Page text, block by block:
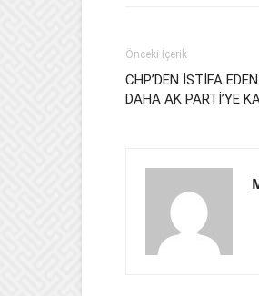
Önceki İçerik
CHP’DEN İSTİFA
DAHA AK PARTİ’YE